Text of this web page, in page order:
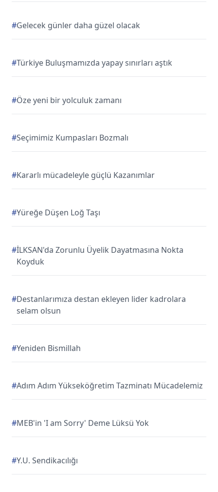
#Gelecek günler daha güzel olacak
#Türkiye Buluşmamızda yapay sınırları aştık
#Öze yeni bir yolculuk zamanı
#Seçimimiz Kumpasları Bozmalı
#Kararlı mücadeleyle güçlü Kazanımlar
#Yüreğe Düşen Loğ Taşı
#İLKSAN'da Zorunlu Üyelik Dayatmasına Nokta
Koyduk
#Destanlarımıza destan ekleyen lider kadrolara
selam olsun
#Yeniden Bismillah
#Adım Adım Yükseköğretim Tazminatı Mücadelemiz
#MEB'in 'I am Sorry' Deme Lüksü Yok
#Y.U. Sendikacılığı